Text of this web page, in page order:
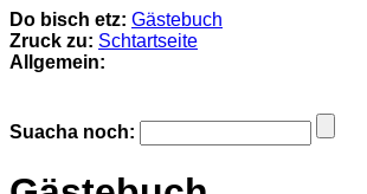
Do bisch etz: Gästebuch
Zruck zu: Schtartseite
Allgemein:
Suacha noch: